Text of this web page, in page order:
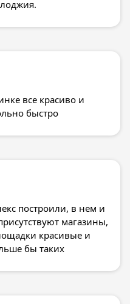
все красиво и
быстро
построили, в нем и
магазины,
красивые и
бы таких